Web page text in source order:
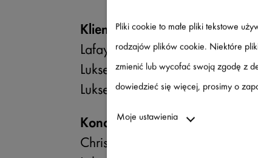
Klient
Lafayette
Luksemburg
Luksemburg
Koncepcja architektoniczna
Christian Bauer et Associés
Pliki cookie to małe pliki tekstowe
rodzajów plików cookie. Niektóre
zmienić lub wycofać swoją zgodę z
dowiedzieć się więcej, prosimy o
Moje ustawienia